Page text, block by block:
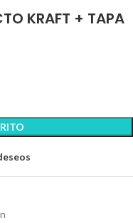
KRAFT + TAPA